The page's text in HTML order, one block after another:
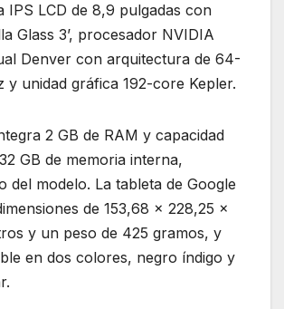
IPS LCD de 8,9 pulgadas con
Glass 3’, procesador NVIDIA
Denver con arquitectura de 64-
y unidad gráfica 192-core Kepler.
2 GB de RAM y capacidad
GB de memoria interna,
del modelo. La tableta de Google
de 153,68 x 228,25 x
y un peso de 425 gramos, y
en dos colores, negro índigo y